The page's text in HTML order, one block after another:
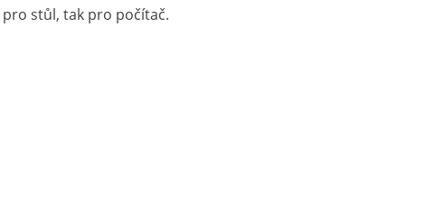
pro stůl, tak pro počítač.